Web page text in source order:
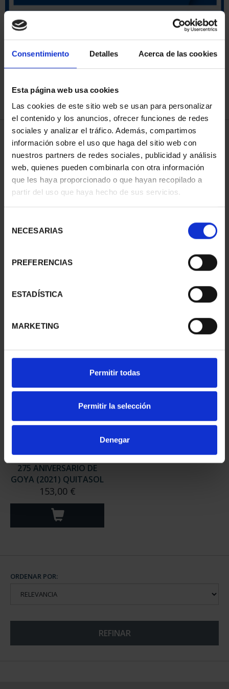
Consentimiento Detalles Acerca de las cookies
Esta página web usa cookies
Las cookies de este sitio web se usan para personalizar
el contenido y los anuncios, ofrecer funciones de redes
sociales y analizar el tráfico. Además, compartimos
información sobre el uso que haga del sitio web con
nuestros partners de redes sociales, publicidad y análisis
web, quienes pueden combinarla con otra información
que les haya proporcionado o que hayan recopilado a
partir del uso que haya hecho de sus servicios.
NECESARIAS
PREFERENCIAS
ESTADÍSTICA
MARKETING
Permitir todas
Permitir la selección
Denegar
REFINAR
3 Productos encontrados
153,00 €
275 ANIVERSARIO DE
COMETA
275 ANIVERSARIO DE
GOYA (2021) QUITASOL
153,00 €
ORDENAR POR:
REFINAR